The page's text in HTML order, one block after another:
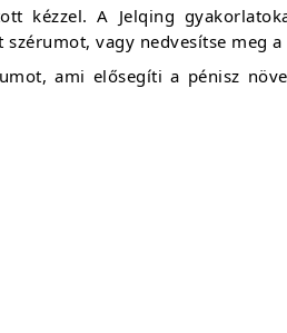
kézzel. A Jelqing
vagy nedvesítse meg a
ami elősegíti a pénisz